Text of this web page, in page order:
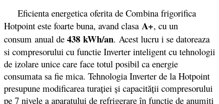
Eficienta energetica oferita de Combina frigorifica
Hotpoint este foarte buna, avand clasa A+, cu un
consum anual de 438 kWh/an. Acest lucru i se datoreaza
si compresorului cu functie Inverter inteligent cu tehnologii
de izolare unice care face totul posibil ca energie
consumata sa fie mica. Tehnologia Inverter de la Hotpoint
presupune modificarea turației și capacității compresorului
pe 7 nivele a aparatului de refrigerare în funcție de anumiți